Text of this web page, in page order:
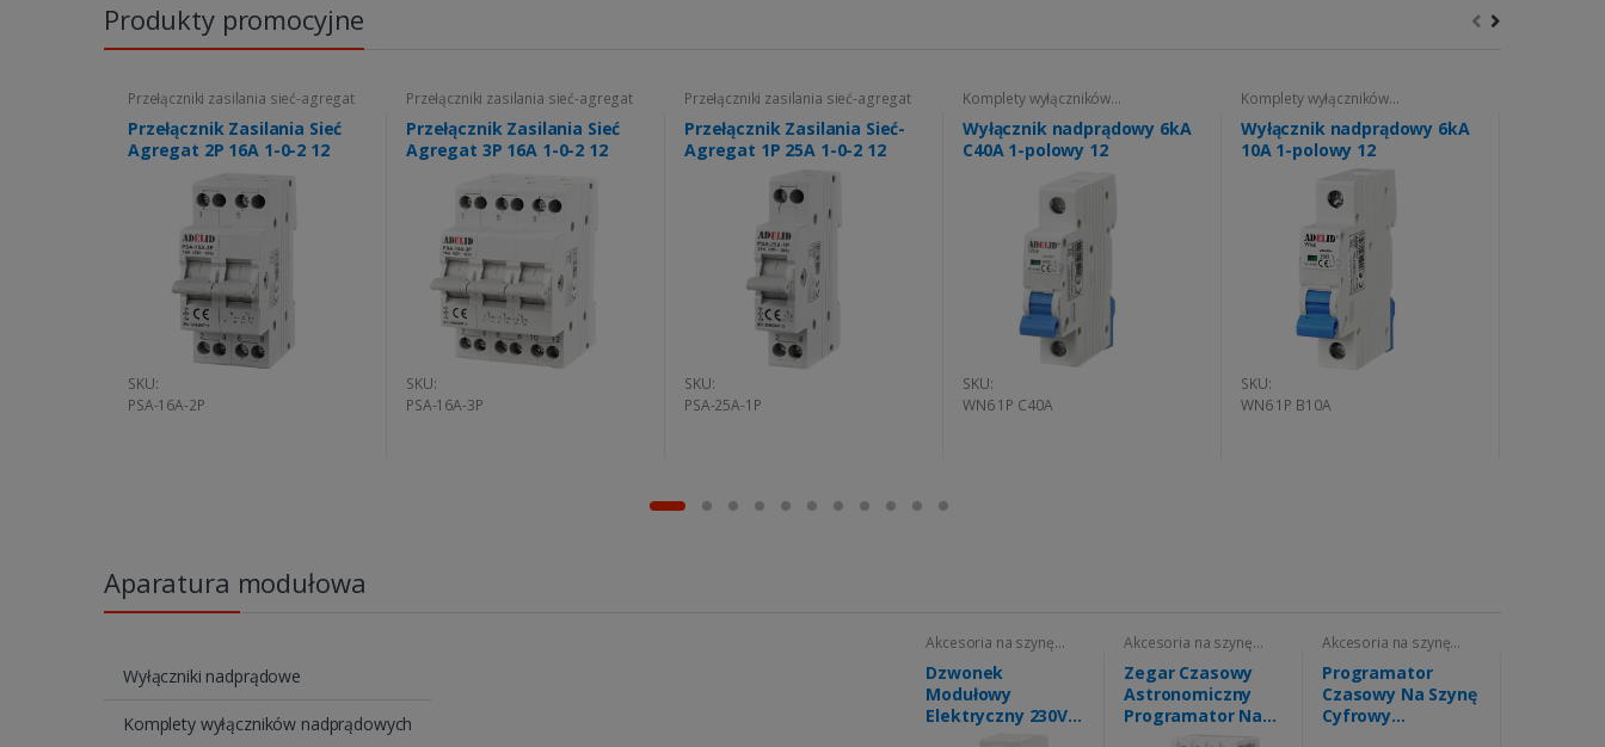
Produkty promocyjne
Przełączniki zasilania sieć-agregat
Przełącznik Zasilania Sieć
Agregat 2P 16A 1-0-2 12
SKU:
PSA-16A-2P
Przełączniki zasilania sieć-agregat
Przełącznik Zasilania Sieć
Agregat 3P 16A 1-0-2 12
SKU:
PSA-16A-3P
Przełączniki zasilania sieć-agregat
Przełącznik Zasilania Sieć-
Agregat 1P 25A 1-0-2 12
SKU:
PSA-25A-1P
Komplety wyłączników
nadprądowych
Wyłącznik nadprądowy 6kA
C40A 1-polowy 12
SKU:
WN6 1P C40A
Komplety wyłączników
nadprądowych
Wyłącznik nadprądowy 6kA
10A 1-polowy 12
SKU:
WN6 1P B10A
Aparatura modułowa
Wyłączniki nadprądowe
Komplety wyłączników nadprądowych
Akcesoria na szynę
TH35
Dzwonek
Modułowy
Elektryczny 230V
Akcesoria na szynę
TH35
Zegar Czasowy
Astronomiczny
Programator Na
Akcesoria na szynę
TH35
Programator
Czasowy Na Szynę
Cyfrowy